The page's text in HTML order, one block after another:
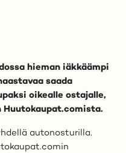
hieman iäkkäämpi
saada
oikealle ostajalle,
Huutokaupat.comista.
autonosturilla.